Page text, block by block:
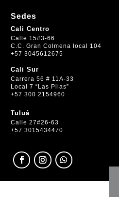
Sedes
Cali Centro
Calle 15#3-66
C.C. Gran Colmena local 104
+57 3045612675
Cali Sur
Carrera 56 # 11A-33
Local 7 “Las Pilas”
+57 300 2154960
Tuluá
Calle 27#26-63
+57 3015434470